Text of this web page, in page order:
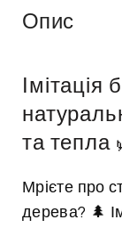
Опис
та тепла
Мрієте про
дерева? 🌲